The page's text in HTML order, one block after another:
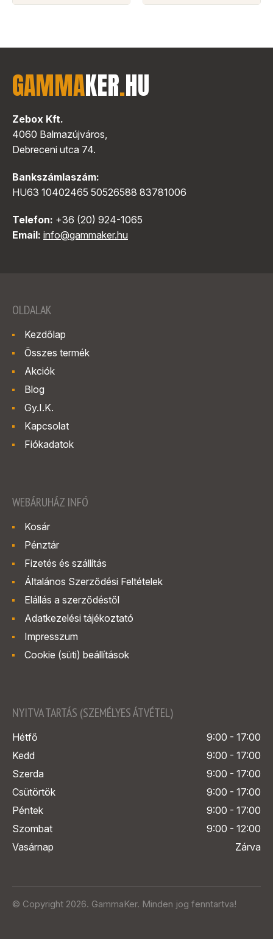
GAMMAKER.HU
Zebox Kft.
4060 Balmazújváros,
Debreceni utca 74.
Bankszámlaszám:
HU63 10402465 50526588 83781006
Telefon: +36 (20) 924-1065
Email: info@gammaker.hu
OLDALAK
Kezdőlap
Összes termék
Akciók
Blog
Gy.I.K.
Kapcsolat
Fiókadatok
WEBÁRUHÁZ INFÓ
Kosár
Pénztár
Fizetés és szállítás
Általános Szerződési Feltételek
Elállás a szerződéstől
Adatkezelési tájékoztató
Impresszum
Cookie (süti) beállítások
NYITVA TARTÁS (SZEMÉLYES ÁTVÉTEL)
Hétfő
9:00 - 17:00
Kedd
9:00 - 17:00
Szerda
9:00 - 17:00
Csütörtök
9:00 - 17:00
Péntek
9:00 - 17:00
Szombat
9:00 - 12:00
Vasárnap
Zárva
© Copyright 2026. GammaKer. Minden jog fenntartva!